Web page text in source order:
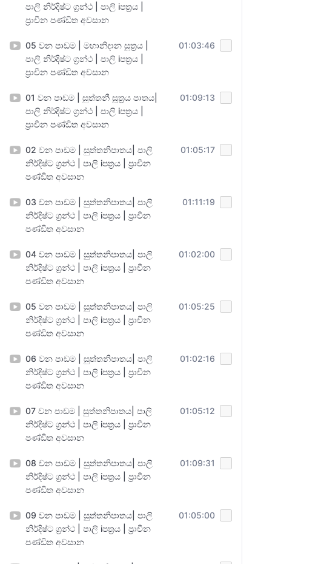
පාලි නිර්දිෂ්ට ග්‍රන්ථ | පාලි iපත්‍රය |
ප්‍රාචීන පණ්ඩිත අවසාන
05 වන පාඩම | මහානිදාන සූත්‍රය |
පාලි නිර්දිෂ්ට ග්‍රන්ථ | පාලි iපත්‍රය |
ප්‍රාචීන පණ්ඩිත අවසාන
01:03:46
01 වන පාඩම | සුත්තනී සූත්‍රය පාතය|
පාලි නිර්දිෂ්ට ග්‍රන්ථ | පාලි iපත්‍රය |
ප්‍රාචීන පණ්ඩිත අවසාන
01:09:13
02 වන පාඩම | සුත්තනිපාතය| පාලි
නිර්දිෂ්ට ග්‍රන්ථ | පාලි iපත්‍රය | ප්‍රාචීන
පණ්ඩිත අවසාන
01:05:17
03 වන පාඩම | සුත්තනිපාතය| පාලි
නිර්දිෂ්ට ග්‍රන්ථ | පාලි iපත්‍රය | ප්‍රාචීන
පණ්ඩිත අවසාන
01:11:19
04 වන පාඩම | සුත්තනිපාතය| පාලි
නිර්දිෂ්ට ග්‍රන්ථ | පාලි iපත්‍රය | ප්‍රාචීන
පණ්ඩිත අවසාන
01:02:00
05 වන පාඩම | සුත්තනිපාතය| පාලි
නිර්දිෂ්ට ග්‍රන්ථ | පාලි iපත්‍රය | ප්‍රාචීන
පණ්ඩිත අවසාන
01:05:25
06 වන පාඩම | සුත්තනිපාතය| පාලි
නිර්දිෂ්ට ග්‍රන්ථ | පාලි iපත්‍රය | ප්‍රාචීන
පණ්ඩිත අවසාන
01:02:16
07 වන පාඩම | සුත්තනිපාතය| පාලි
නිර්දිෂ්ට ග්‍රන්ථ | පාලි iපත්‍රය | ප්‍රාචීන
පණ්ඩිත අවසාන
01:05:12
08 වන පාඩම | සුත්තනිපාතය| පාලි
නිර්දිෂ්ට ග්‍රන්ථ | පාලි iපත්‍රය | ප්‍රාචීන
පණ්ඩිත අවසාන
01:09:31
09 වන පාඩම | සුත්තනිපාතය| පාලි
නිර්දිෂ්ට ග්‍රන්ථ | පාලි iපත්‍රය | ප්‍රාචීන
පණ්ඩිත අවසාන
01:05:00